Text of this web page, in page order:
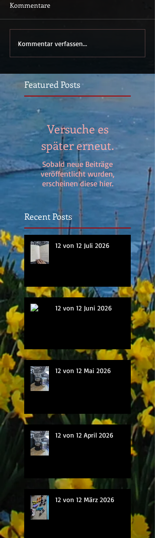
Kommentare
Kommentar verfassen...
Featured Posts
Versuche es
später erneut.
Sobald neue Beiträge
veröffentlicht wurden,
erscheinen diese hier.
Recent Posts
12 von 12 Juli 2026
12 von 12 Juni 2026
12 von 12 Mai 2026
12 von 12 April 2026
12 von 12 März 2026